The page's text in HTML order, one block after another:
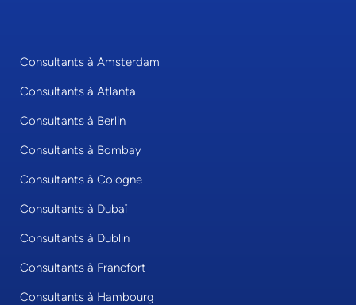
Consultants à Amsterdam
Consultants à Atlanta
Consultants à Berlin
Consultants à Bombay
Consultants à Cologne
Consultants à Dubaï
Consultants à Dublin
Consultants à Francfort
Consultants à Hambourg